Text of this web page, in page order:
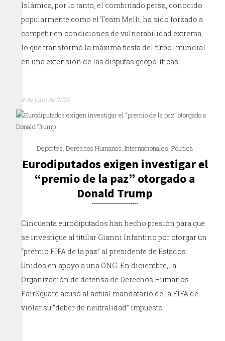
Islámica, por lo tanto, el combinado persa, conocido
popularmente como el Team Melli, ha sido forzado a
competir en condiciones de vulnerabilidad extrema,
lo que transformó la máxima fiesta del fútbol mundial
en una extensión de las disputas geopolíticas.
4 de julio de 2026
Deportes,Derechos Humanos,Internacionales,Política
Eurodiputados exigen investigar el
“premio de la paz” otorgado a
Donald Trump
Cincuenta eurodiputados han hecho presión para que
se investigue al titular Gianni Infantino por otorgar un
“premio FIFA de la paz” al presidente de Estados
Unidos en apoyo a una ONG. En diciembre, la
Organización de defensa de Derechos Humanos
FairSquare acusó al actual mandatario de la FIFA de
violar su “deber de neutralidad” impuesto…